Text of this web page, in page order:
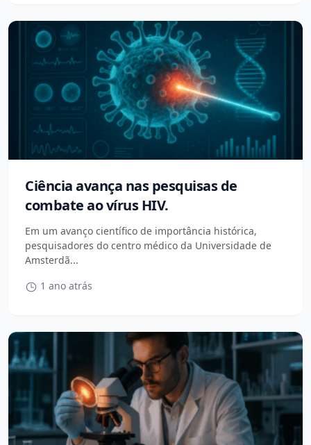
Ciência avança nas pesquisas de
combate ao vírus HIV.
Em um avanço científico de importância histórica,
pesquisadores do centro médico da Universidade de
Amsterdã...
1 ano atrás